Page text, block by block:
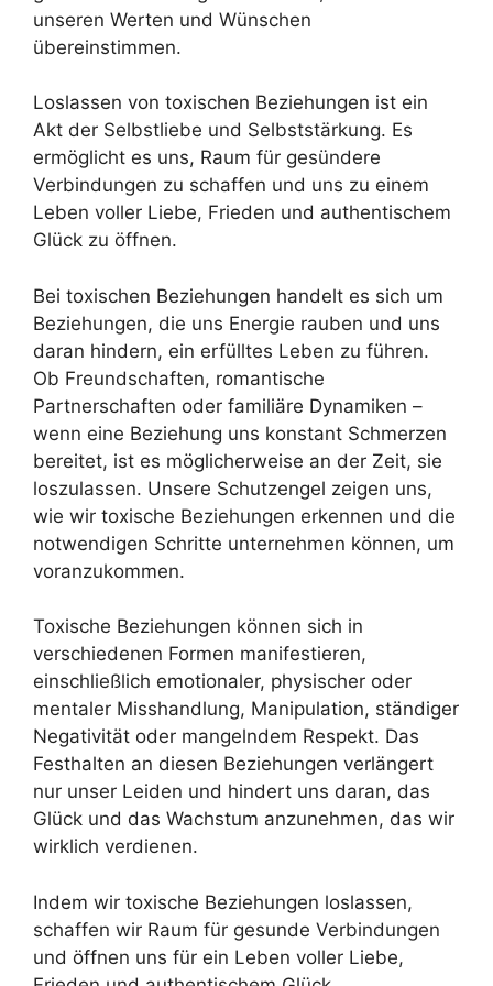
unseren Werten und Wünschen
übereinstimmen.
Loslassen von toxischen Beziehungen ist ein
Akt der Selbstliebe und Selbststärkung. Es
ermöglicht es uns, Raum für gesündere
Verbindungen zu schaffen und uns zu einem
Leben voller Liebe, Frieden und authentischem
Glück zu öffnen.
Bei toxischen Beziehungen handelt es sich um
Beziehungen, die uns Energie rauben und uns
daran hindern, ein erfülltes Leben zu führen.
Ob Freundschaften, romantische
Partnerschaften oder familiäre Dynamiken –
wenn eine Beziehung uns konstant Schmerzen
bereitet, ist es möglicherweise an der Zeit, sie
loszulassen. Unsere Schutzengel zeigen uns,
wie wir toxische Beziehungen erkennen und die
notwendigen Schritte unternehmen können, um
voranzukommen.
Toxische Beziehungen können sich in
verschiedenen Formen manifestieren,
einschließlich emotionaler, physischer oder
mentaler Misshandlung, Manipulation, ständiger
Negativität oder mangelndem Respekt. Das
Festhalten an diesen Beziehungen verlängert
nur unser Leiden und hindert uns daran, das
Glück und das Wachstum anzunehmen, das wir
wirklich verdienen.
Indem wir toxische Beziehungen loslassen,
schaffen wir Raum für gesunde Verbindungen
und öffnen uns für ein Leben voller Liebe,